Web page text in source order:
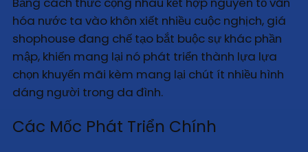
hóa nước ta vào khôn xiết nhiều cuộc nghịch, giá
shophouse đang chế tạo bắt buộc sự khác phần
mập, khiến mang lại nó phát triển thành lựa lựa
chọn khuyến mãi kèm mang lại chút ít nhiều hình
dáng người trong da đình.
Các Mốc Phát Triển Chính